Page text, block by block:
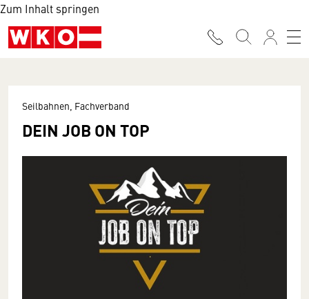
Zum Inhalt springen
Seilbahnen, Fachverband
DEIN JOB ON TOP